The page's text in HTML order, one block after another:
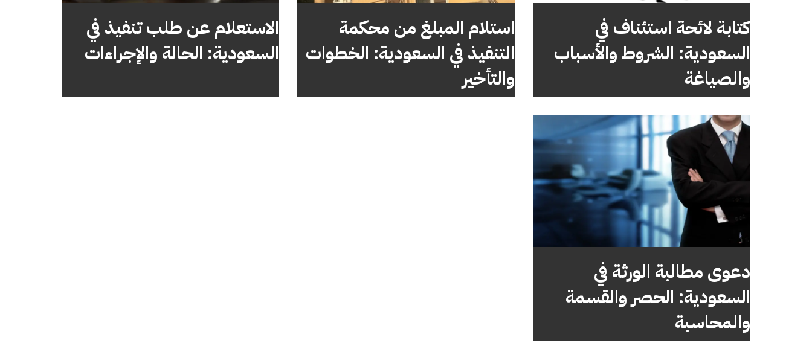
كتابة لائحة استئناف في
السعودية: الشروط والأسباب
والصياغة
استلام المبلغ من محكمة
التنفيذ في السعودية: الخطوات
والتأخير
الاستعلام عن طلب تنفيذ في
السعودية: الحالة والإجراءات
دعوى مطالبة الورثة في
السعودية: الحصر والقسمة
والمحاسبة